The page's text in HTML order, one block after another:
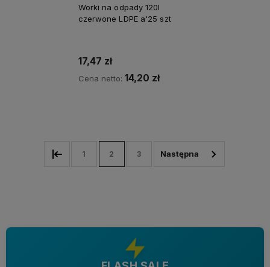
Worki na odpady 120l
czerwone LDPE a'25 szt
17,47 zł
Cena netto: 14,20 zł
1 2 3